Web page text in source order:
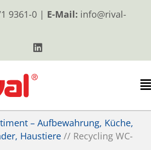
9361-0 | E-Mail: info@rival-
– Aufbewahrung, Küche,
Haustiere // Recycling WC-